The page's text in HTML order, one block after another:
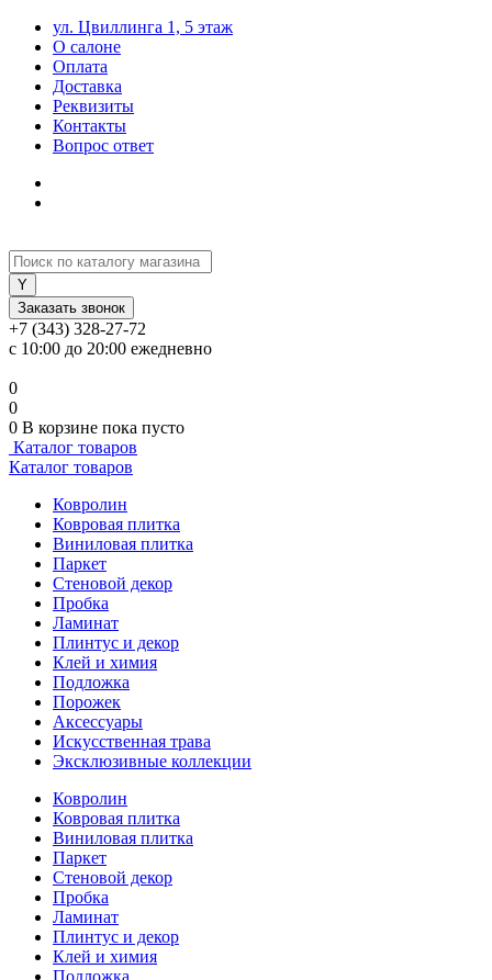
ул. Цвиллинга 1, 5 этаж
О салоне
Оплата
Доставка
Реквизиты
Контакты
Вопрос ответ
Заказать звонок
+7 (343) 328-27-72
с 10:00 до 20:00 ежедневно
0
0
0 В корзине пока пусто
Каталог товаров
Каталог товаров
Ковролин
Ковровая плитка
Виниловая плитка
Паркет
Стеновой декор
Пробка
Ламинат
Плинтус и декор
Клей и химия
Подложка
Порожек
Аксессуары
Искусственная трава
Эксклюзивные коллекции
Ковролин
Ковровая плитка
Виниловая плитка
Паркет
Стеновой декор
Пробка
Ламинат
Плинтус и декор
Клей и химия
Подложка